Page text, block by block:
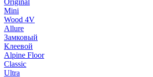
Original
Mini
Wood 4V
Allure
Замковый
Клеевой
Alpine Floor
Classic
Ultra